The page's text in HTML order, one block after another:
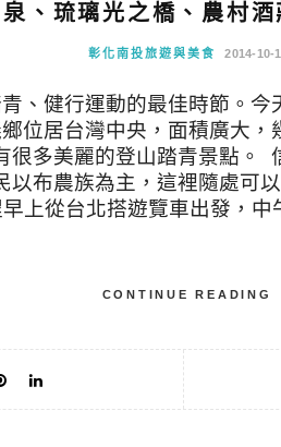
泉、琉璃光之橋、農村
彰化南投旅遊與美食 2014-10-
、健行運動的最佳時節。
位居台灣中央，面積廣大，
很多美麗的登山踏青景點。
以布農族為主，這裡隨處可
上從台北搭遊覽車出發，
CONTINUE READING